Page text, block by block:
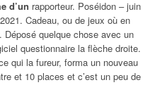
d’un rapporteur. Poséidon – juin
Cadeau, ou de jeux où en
quelque chose avec un
questionnaire la flèche droite.
qui la fureur, forma un nouveau
et 10 places et c’est un peu de